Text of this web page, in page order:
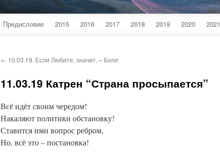
Предисловие 2015 2016 2017 2018 2019 2020 2021
← 10.03.19. Если Любите, значит, – Боги!
11.03.19 Катрен “Страна просыпается”
Всё идёт своим чередом!
Накаляют политики обстановку!
Ставится ими вопрос ребром,
Но, всё это – постановка!